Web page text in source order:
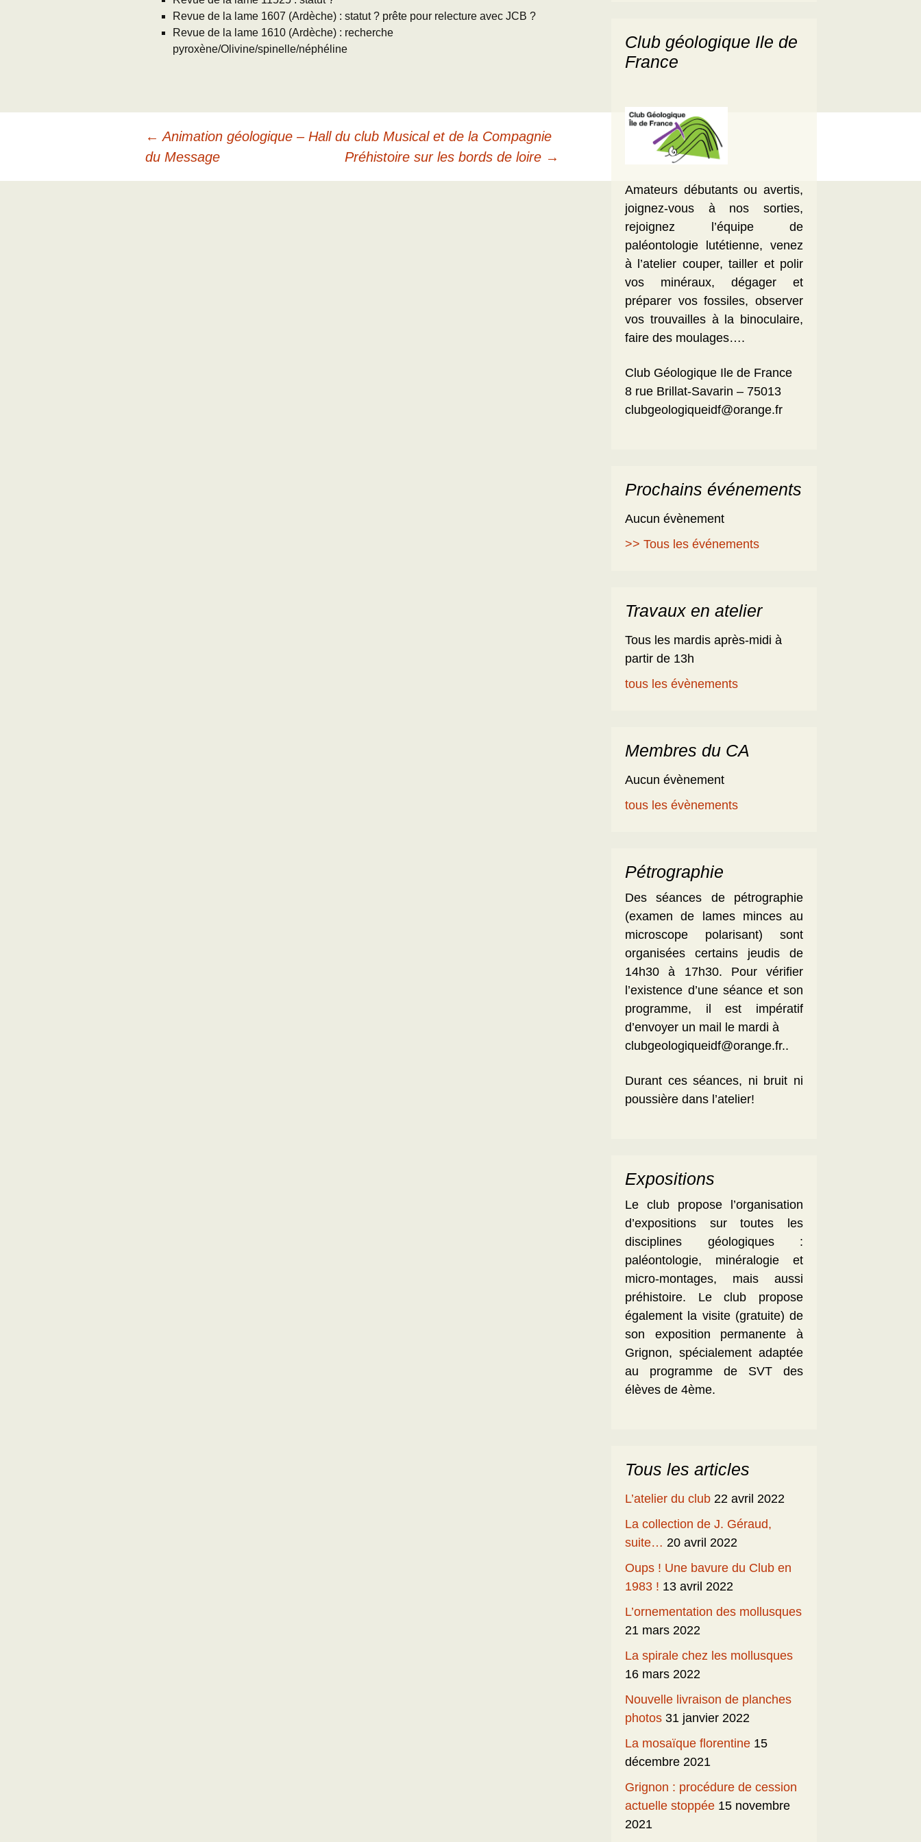
Revue de la lame 1607 (Ardèche) : statut ? prête pour relecture avec JCB ?
Revue de la lame 1610 (Ardèche) : recherche
pyroxène/Olivine/spinelle/néphéline
Navigation
des
← Animation géologique – Hall du club Musical et de la Compagnie
du Message
Préhistoire sur les bords de loire →
Club géologique Ile de
France
Amateurs débutants ou avertis,
joignez-vous à nos sorties,
rejoignez l’équipe de
paléontologie lutétienne, venez
à l’atelier couper, tailler et polir
vos minéraux, dégager et
préparer vos fossiles, observer
vos trouvailles à la binoculaire,
faire des moulages….
Club Géologique Ile de France
8 rue Brillat-Savarin – 75013
clubgeologiqueidf@orange.fr
Prochains événements
Aucun évènement
>> Tous les événements
Travaux en atelier
Tous les mardis après-midi à
partir de 13h
tous les évènements
Membres du CA
Aucun évènement
tous les évènements
Pétrographie
Des séances de pétrographie
(examen de lames minces au
microscope polarisant) sont
organisées certains jeudis de
14h30 à 17h30. Pour vérifier
l’existence d’une séance et son
programme, il est impératif
d’envoyer un mail le mardi à
clubgeologiqueidf@orange.fr..
Durant ces séances, ni bruit ni
poussière dans l’atelier!
Expositions
Le club propose l’organisation
d’expositions sur toutes les
disciplines géologiques :
paléontologie, minéralogie et
micro-montages, mais aussi
préhistoire. Le club propose
également la visite (gratuite) de
son exposition permanente à
Grignon, spécialement adaptée
au programme de SVT des
élèves de 4ème.
Tous les articles
L’atelier du club 22 avril 2022
La collection de J. Géraud,
suite… 20 avril 2022
Oups ! Une bavure du Club en
1983 ! 13 avril 2022
L’ornementation des mollusques
21 mars 2022
La spirale chez les mollusques
16 mars 2022
Nouvelle livraison de planches
photos 31 janvier 2022
La mosaïque florentine 15
décembre 2021
Grignon : procédure de cession
actuelle stoppée 15 novembre
2021